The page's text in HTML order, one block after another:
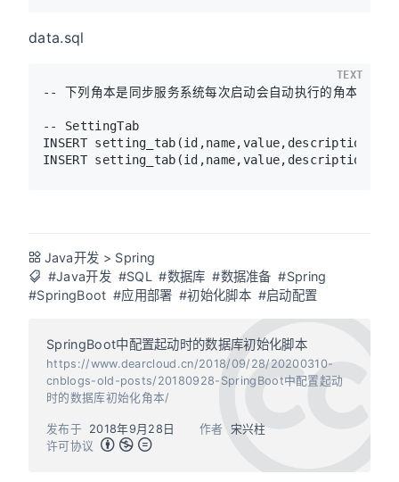
data.sql
-- 下列角本是同步服务系统每次启动会自动执行的角本。编
-- SettingTab
INSERT setting_tab(id,name,value,description)
TEXT
Java开发 > Spring
#Java开发 #SQL #数据库 #数据准备 #Spring
#SpringBoot #应用部署 #初始化脚本 #启动配置
SpringBoot中配置起动时的数据库初始化脚本
https://www.dearcloud.cn/2018/09/28/20200310-
cnblogs-old-posts/20180928-SpringBoot中配置起动
时的数据库初始化角本/
作者 宋兴柱
发布于
2018年9月28日
许可协议